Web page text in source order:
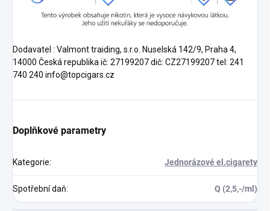
Dodavatel : Valmont traiding, s.r.o. Nuselská 142/9, Praha 4,
14000 Česká republika ič: 27199207 dič: CZ27199207 tel: 241
740 240 info@topcigars.cz
Doplňkové parametry
Kategorie: Jednorázové el.cigarety
Spotřební daň: Q (2,5,-/ml)